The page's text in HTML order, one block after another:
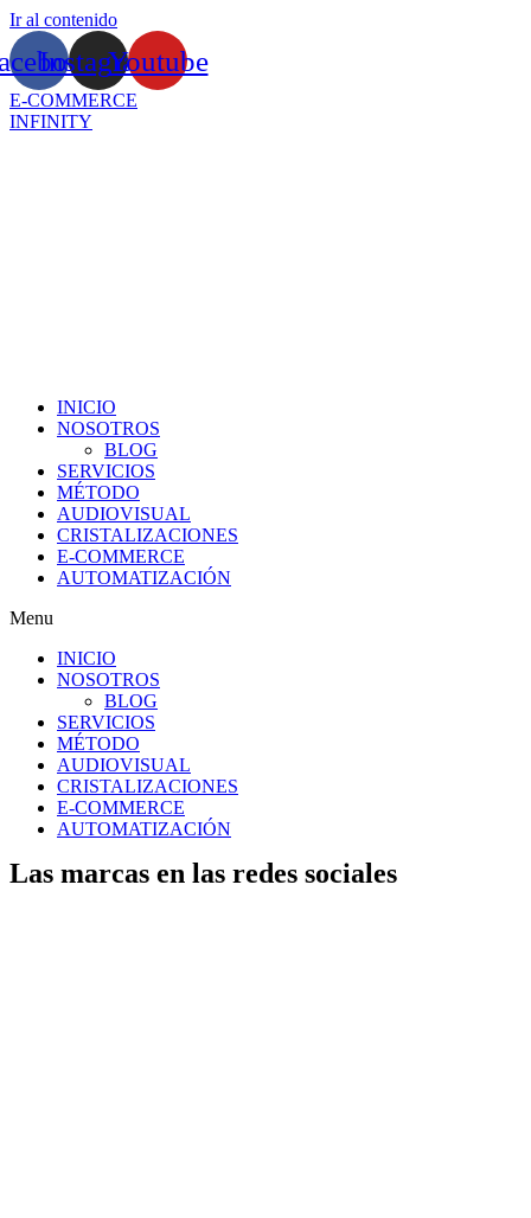
Ir al contenido
InstagramYoutube
E-COMMERCE
INFINITY
INICIO
NOSOTROS
BLOG
SERVICIOS
MÉTODO
AUDIOVISUAL
CRISTALIZACIONES
E-COMMERCE
AUTOMATIZACIÓN
Menu
INICIO
NOSOTROS
BLOG
SERVICIOS
MÉTODO
AUDIOVISUAL
CRISTALIZACIONES
E-COMMERCE
AUTOMATIZACIÓN
Las marcas en las redes sociales